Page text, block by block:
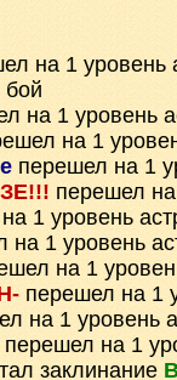
на 1 уровень
на 1 уровень
на 1
перешел на 1
перешел
1 уровень
на 1 уровень
на 1
перешел на 1
на 1 уровень
перешел на 1
заклинание